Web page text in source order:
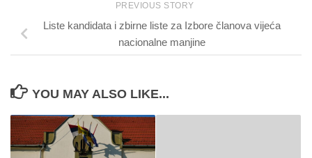
PREVIOUS STORY
Liste kandidata i zbirne liste za Izbore članova vijeća
nacionalne manjine
YOU MAY ALSO LIKE...